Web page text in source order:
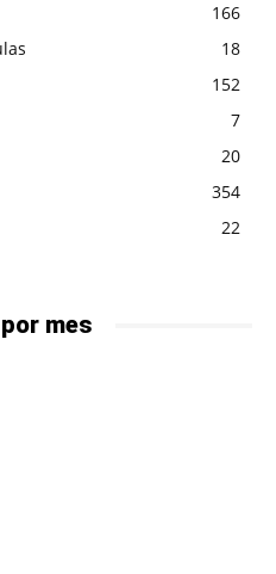
166
18
152
7
20
354
22
mes